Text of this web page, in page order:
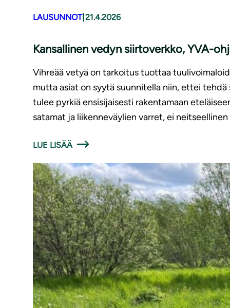
LAUSUNNOT| 21.4.2026
Kansallinen vedyn siirtoverkko, YVA-
Vihreää vetyä on tarkoitus tuottaa
mutta asiat on syytä suunnitella niin, ettei
tulee pyrkiä ensisijaisesti rakentamaan
satamat ja liikenneväylien varret, ei
LUE LISÄÄ